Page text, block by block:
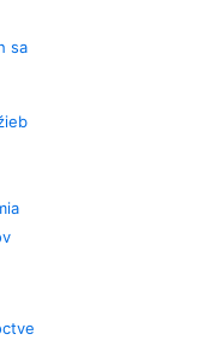
sa